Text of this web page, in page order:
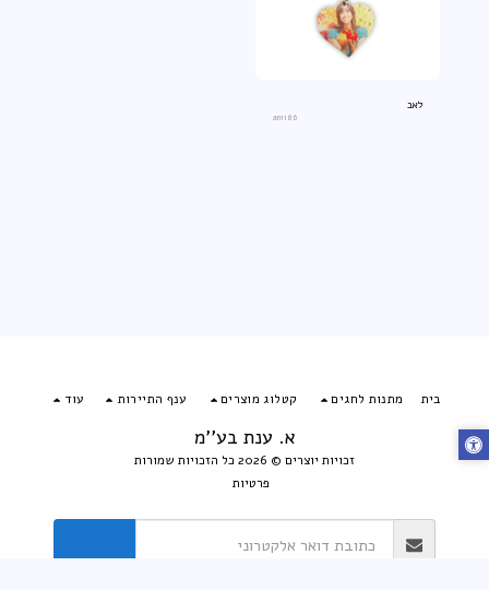
לאב
an1186
א. ענת בע''מ
זכויות יוצרים © 2026 כל הזכויות שמורות
פרטיות
בית מתנות לחגים קטלוג מוצרים ענף התיירות עוד